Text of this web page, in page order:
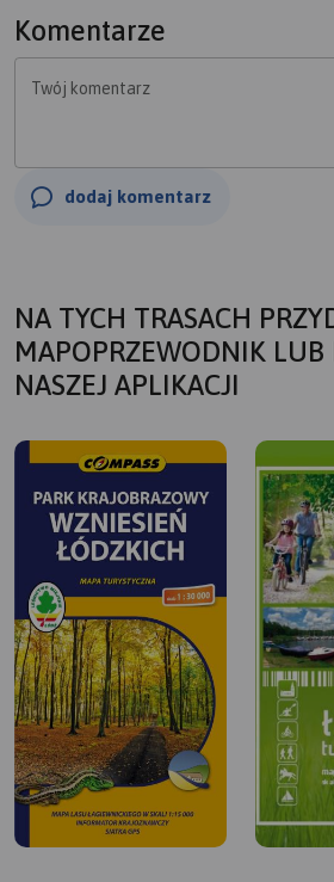
Komentarze
Twój komentarz
dodaj komentarz
NA TYCH TRASACH
MAPOPRZEWODNIK LUB
NASZEJ APLIKACJI